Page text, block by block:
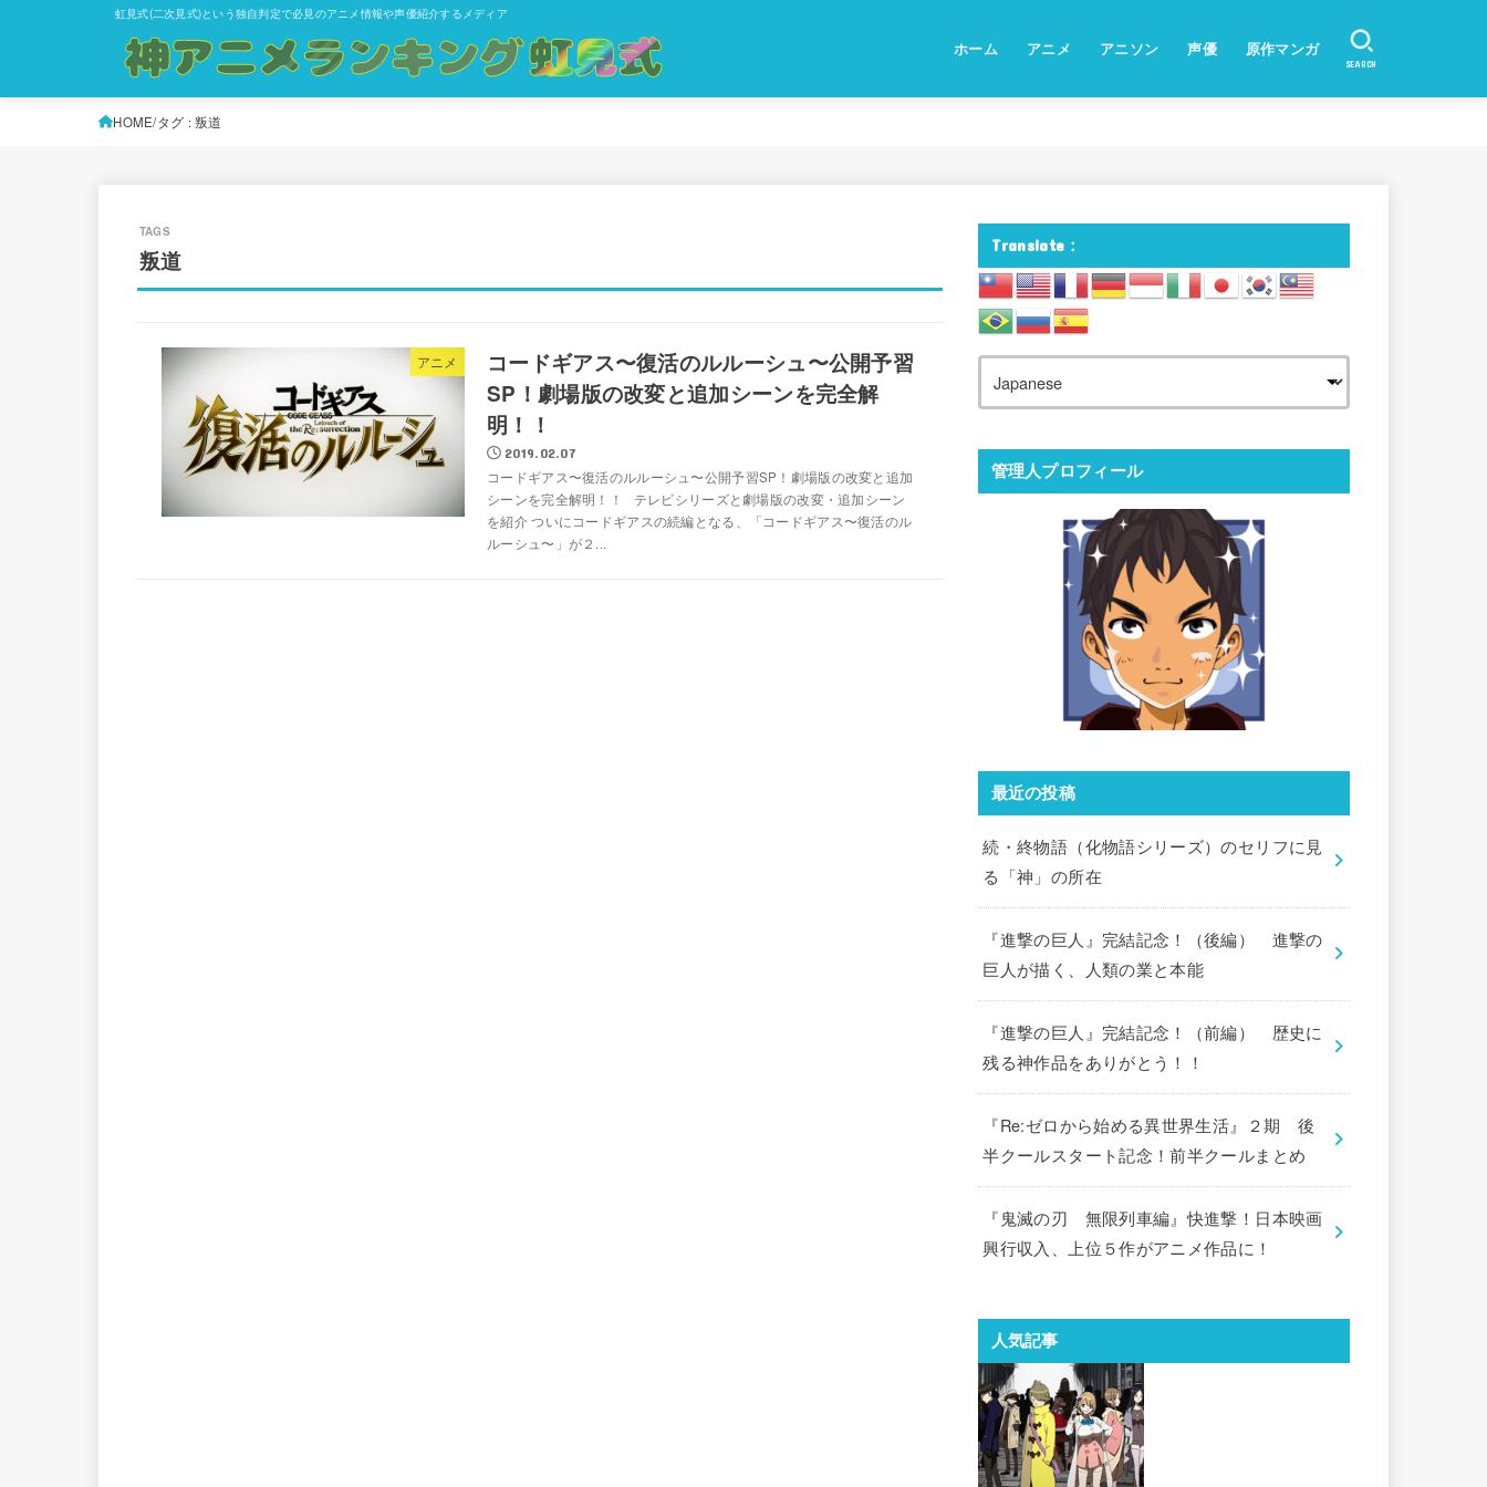
虹見式(二次見式)という独自判定で必見のアニメ情報や声優紹介するメディア
ホーム アニメ アニソン 声優 原作マンガ
SEARCH
HOME タグ : 叛道
叛道
アニメ
コードギアス〜復活のルルーシュ〜公開予習
SP！劇場版の改変と追加シーンを完全解
明！！
2019.02.07
コードギアス〜復活のルルーシュ〜公開予習SP！劇場版の改変と追加
シーンを完全解明！！ テレビシリーズと劇場版の改変・追加シーン
を紹介 ついにコードギアスの続編となる、「コードギアス〜復活のル
ルーシュ〜」が２...
Translate：
管理人プロフィール
最近の投稿
続・終物語（化物語シリーズ）のセリフに見
る「神」の所在
『進撃の巨人』完結記念！（後編） 進撃の
巨人が描く、人類の業と本能
『進撃の巨人』完結記念！（前編） 歴史に
残る神作品をありがとう！！
『Re:ゼロから始める異世界生活』２期 後
半クールスタート記念！前半クールまとめ
『鬼滅の刃 無限列車編』快進撃！日本映画
興行収入、上位５作がアニメ作品に！
人気記事